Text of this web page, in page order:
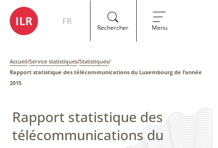
FR
Rechercher Menu
Accueil/Service statistiques/Statistiques/
Rapport statistique des télécommunications du Luxembourg de l’année
2015
Rapport statistique des
télécommunications du